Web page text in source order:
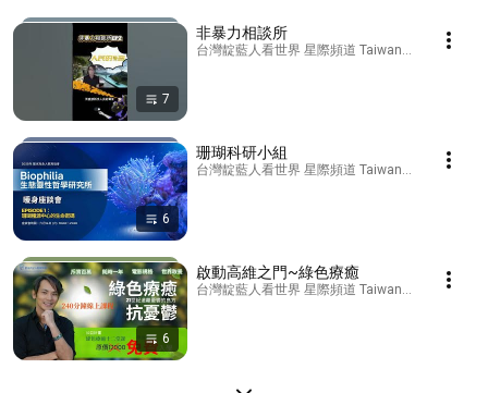
7
非暴力相談所
台灣靛藍人看世界 星際頻道 Taiwan indigo 's
6
珊瑚科研小組
台灣靛藍人看世界 星際頻道 Taiwan indigo 's
6
啟動高維之門~綠色療癒
台灣靛藍人看世界 星際頻道 Taiwan indigo 's